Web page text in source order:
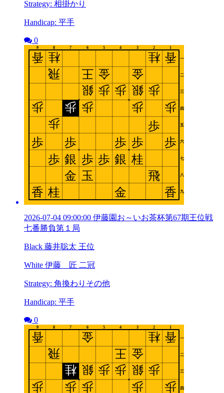
Strategy: 相掛かり
Handicap: 平手
0
2026-07-04 09:00:00 伊藤園お～いお茶杯第67期王位戦
七番勝負第１局
Black 藤井聡太 王位
White 伊藤 匠 二冠
Strategy: 角換わりその他
Handicap: 平手
0